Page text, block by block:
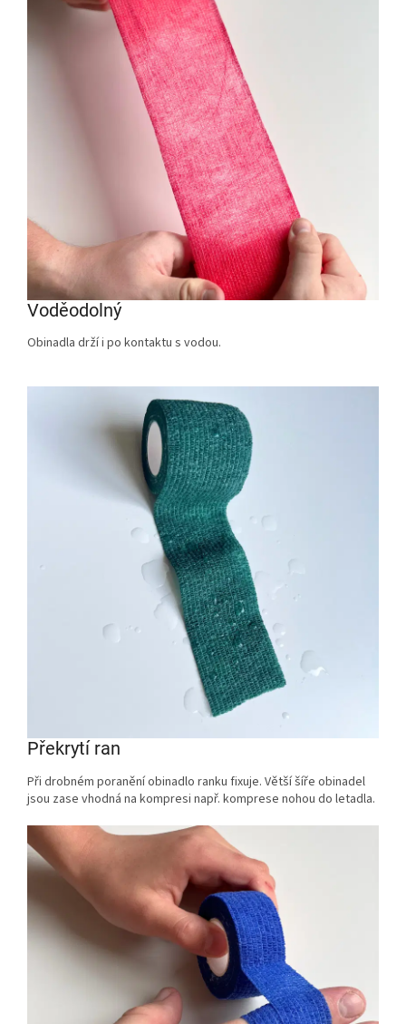
Voděodolný
Obinadla drží i po kontaktu s vodou.
Překrytí ran
Při drobném poranění obinadlo ranku fixuje. Větší šíře obinadel
jsou zase vhodná na kompresi např. komprese nohou do letadla.